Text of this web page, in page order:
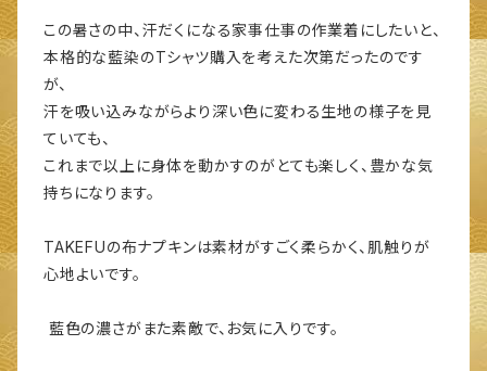
この暑さの中、汗だくになる家事仕事の作業着にしたいと、
本格的な藍染のTシャツ購入を考えた次第だったのです
が、
汗を吸い込みながらより深い色に変わる生地の様子を見
ていても、
これまで以上に身体を動かすのがとても楽しく、豊かな気
持ちになります。
TAKEFUの布ナプキンは素材がすごく柔らかく、肌触りが
心地よいです。
藍色の濃さがまた素敵で、お気に入りです。